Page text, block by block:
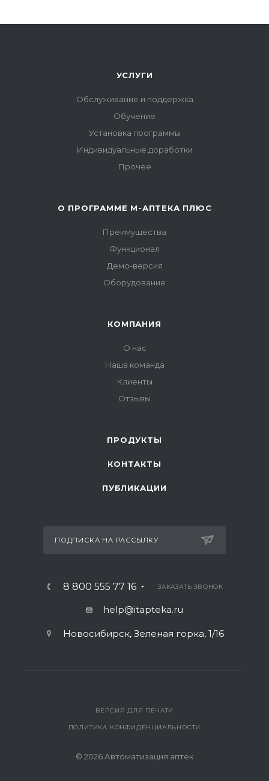
УСЛУГИ
Обслуживание и поддержка
Обучение
Установка программы
Индивидуальные доработки
Прочее
О ПРОГРАММЕ М-АПТЕКА ПЛЮС
Преимущества
Функционал
Демо-версия
Оборудование
КОМПАНИЯ
О нас
Наша команда
Клиенты
Отзывы
ПРОДУКТЫ
КОНТАКТЫ
ПУБЛИКАЦИИ
ПОДПИСКА НА РАССЫЛКУ
8 800 555 77 16 ЗАКАЗАТЬ ЗВОНОК
help@itapteka.ru
Новосибирск, Зеленая горка, 1/16
ВЕРСИЯ ДЛЯ ПЕЧАТИ
ПОЛИТИКА КОНФИДЕНЦИАЛЬНОСТИ
© 2026 Автоматизация аптек